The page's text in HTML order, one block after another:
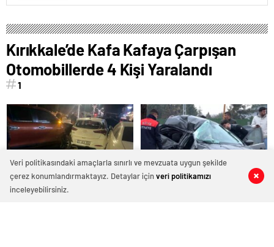
0 0
Kırıkkale’de Kafa Kafaya Çarpışan
Otomobillerde 4 Kişi Yaralandı
1
0 0
Alkollü Sürücü Park Halindeki
Veri politikasındaki amaçlarla sınırlı ve mevzuata uygun şekilde
çerez konumlandırmaktayız. Detaylar içinveri politikamızı
inceleyebilirsiniz.